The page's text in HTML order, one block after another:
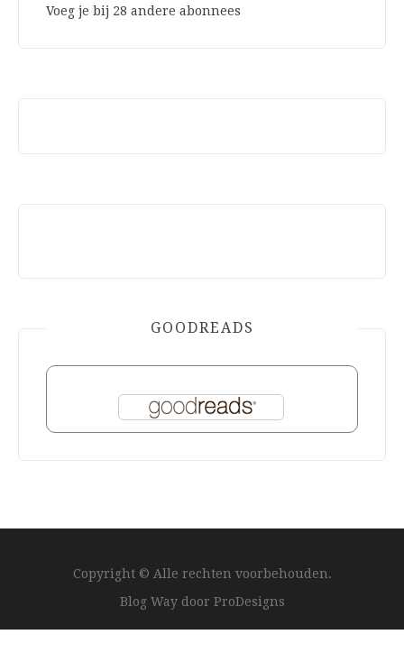
Voeg je bij 28 andere abonnees
GOODREADS
Copyright © Alle rechten voorbehouden.
Blog Way door ProDesigns